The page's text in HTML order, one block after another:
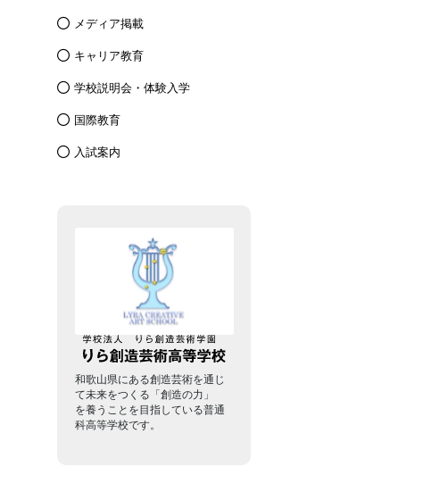
メディア掲載
キャリア教育
学校説明会・体験入学
国際教育
入試案内
和歌山県にある創造芸術を通じ
て未来をつくる「創造の力」
を養うことを目指している普通
科高等学校です。